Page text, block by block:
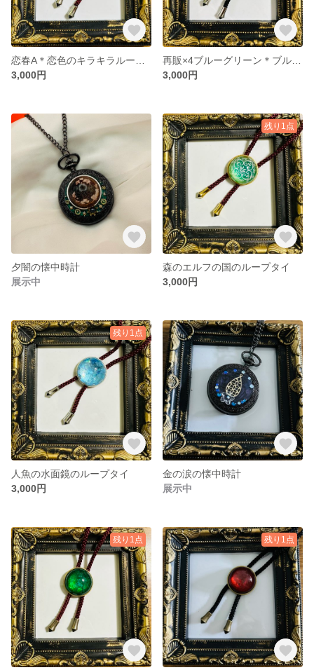
3,000円
3,000円
夕闇の懐中時計
展示中
残り1点
森のエルフの国のループタイ
3,000円
残り1点
人魚の水面鏡のループタイ
3,000円
金の涙の懐中時計
展示中
残り1点 残り1点